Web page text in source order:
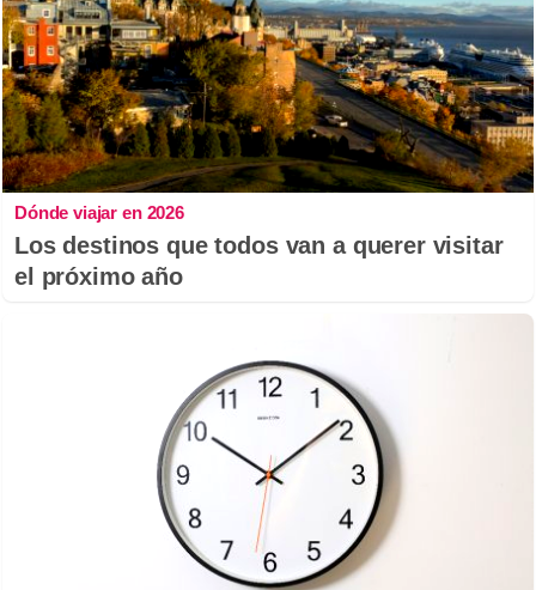
Dónde viajar en 2026
Los destinos que todos van a querer visitar
el próximo año